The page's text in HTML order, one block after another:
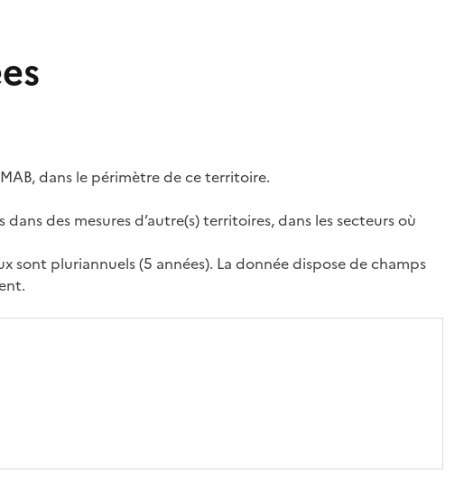
dans le périmètre de ce territoire.
des mesures d’autre(s) territoires, dans les secteurs où
sont pluriannuels (5 années). La donnée dispose de champs